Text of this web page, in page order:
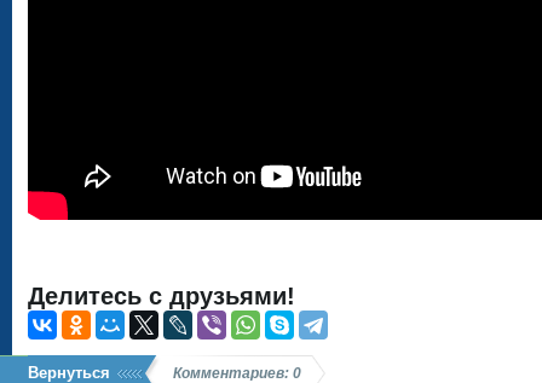
Делитесь с друзьями!
Вернуться Комментариев: 0